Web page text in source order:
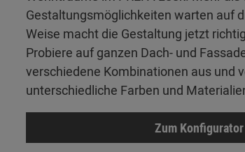
Gestaltungsmöglichkeiten warten auf
Weise macht die Gestaltung jetzt
Probiere auf ganzen Dach- und
verschiedene Kombinationen aus und
unterschiedliche Farben und
Zum Konfigurator